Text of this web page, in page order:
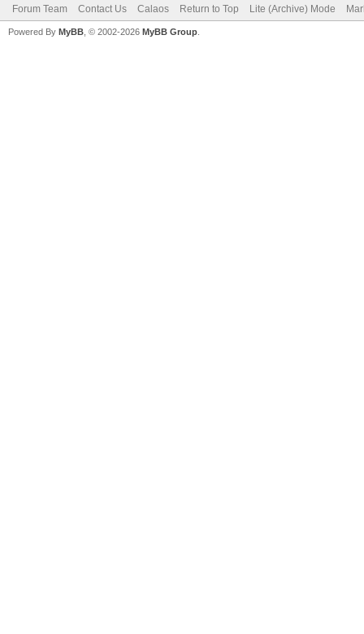
Forum Team Contact Us Calaos Return to Top Lite (Archive) Mode
Powered By MyBB , © 2002-2026 MyBB Group